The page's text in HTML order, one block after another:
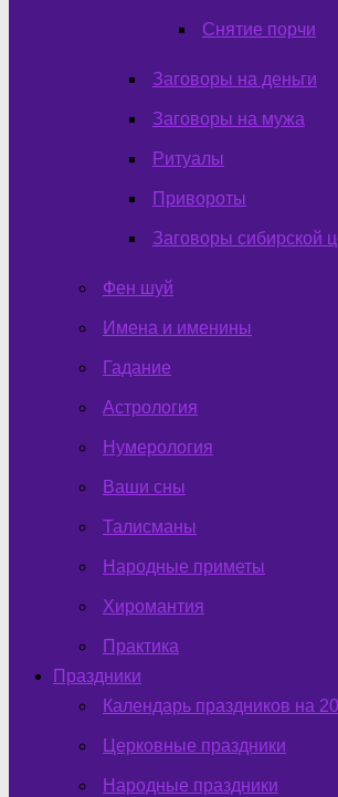
Снятие порчи
Заговоры на деньги
Заговоры на мужа
Ритуалы
Привороты
Заговоры сибирской
Фен шуй
Имена и именины
Гадание
Астрология
Нумерология
Ваши сны
Талисманы
Народные приметы
Хиромантия
Практика
Праздники
Календарь праздников на
Церковные праздники
Народные праздники